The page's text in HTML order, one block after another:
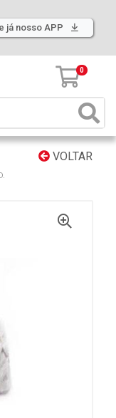
já nosso APP
0
VOLTAR